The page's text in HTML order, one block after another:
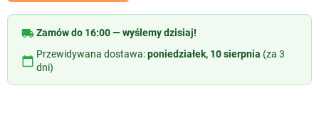
local_shippingZamów do 16:00 — wyślemy dzisiaj!
calendar_today
Przewidywana dostawa:poniedziałek, 10 sierpnia (za 3
dni)